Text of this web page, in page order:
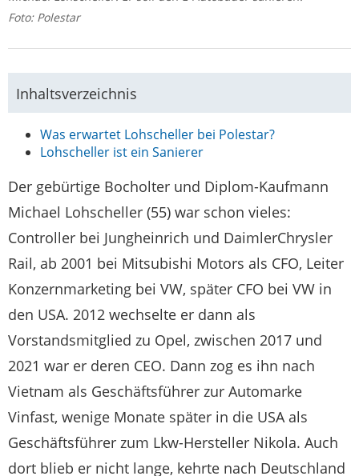
Foto: Polestar
Inhaltsverzeichnis
Was erwartet Lohscheller bei Polestar?
Lohscheller ist ein Sanierer
Der gebürtige Bocholter und Diplom-Kaufmann
Michael Lohscheller (55) war schon vieles:
Controller bei Jungheinrich und DaimlerChrysler
Rail, ab 2001 bei Mitsubishi Motors als CFO, Leiter
Konzernmarketing bei VW, später CFO bei VW in
den USA. 2012 wechselte er dann als
Vorstandsmitglied zu Opel, zwischen 2017 und
2021 war er deren CEO. Dann zog es ihn nach
Vietnam als Geschäftsführer zur Automarke
Vinfast, wenige Monate später in die USA als
Geschäftsführer zum Lkw-Hersteller Nikola. Auch
dort blieb er nicht lange, kehrte nach Deutschland